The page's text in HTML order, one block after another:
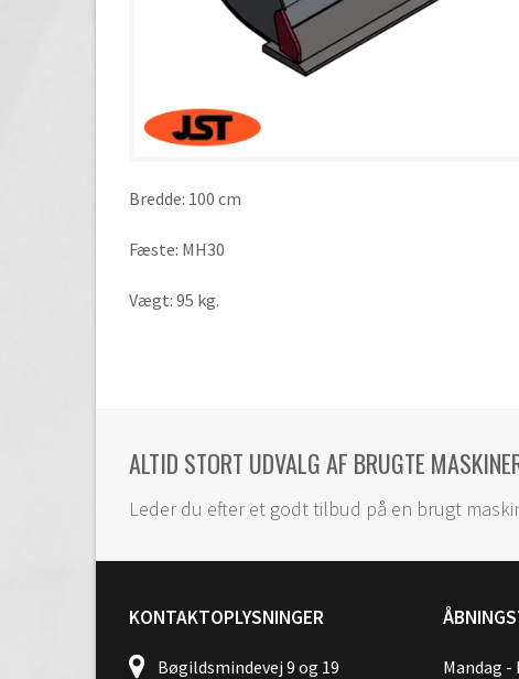
Bredde: 100 cm
Fæste: MH30
Vægt: 95 kg.
ALTID STORT UDVALG AF BRUGTE
Leder du efter et godt tilbud på en brugt
KONTAKTOPLYSNINGER
Bøgildsmindevej 9 og 19
Mandag -